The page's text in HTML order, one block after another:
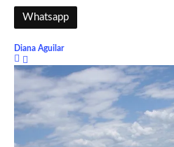
Whatsapp
Diana Aguilar